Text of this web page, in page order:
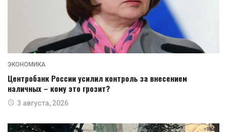
ЭКОНОМИКА
Центробанк России усилил контроль за внесением
наличных – кому это грозит?
3 августа, 2026